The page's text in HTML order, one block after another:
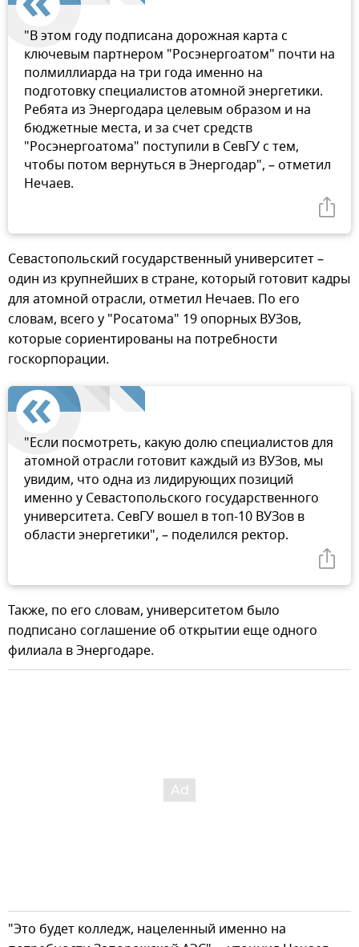
"В этом году подписана дорожная карта с
ключевым партнером "Росэнергоатом" почти на
полмиллиарда на три года именно на
подготовку специалистов атомной энергетики.
Ребята из Энергодара целевым образом и на
бюджетные места, и за счет средств
"Росэнергоатома" поступили в СевГУ с тем,
чтобы потом вернуться в Энергодар", – отметил
Нечаев.
Севастопольский государственный университет –
один из крупнейших в стране, который готовит кадры
для атомной отрасли, отметил Нечаев. По его
словам, всего у "Росатома" 19 опорных ВУЗов,
которые сориентированы на потребности
госкорпорации.
"Если посмотреть, какую долю специалистов для
атомной отрасли готовит каждый из ВУЗов, мы
увидим, что одна из лидирующих позиций
именно у Севастопольского государственного
университета. СевГУ вошел в топ-10 ВУЗов в
области энергетики", – поделился ректор.
Также, по его словам, университетом было
подписано соглашение об открытии еще одного
филиала в Энергодаре.
"Это будет колледж, нацеленный именно на